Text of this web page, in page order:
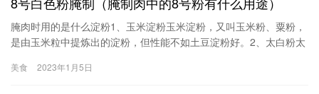
腌肉时用的是什么淀粉1、玉米淀粉玉米淀粉，又叫玉米粉、粟粉，
是由玉米粒中提炼出的淀粉，但性能不如土豆淀粉好。2、太白粉太
粉，台湾叫太白粉。由马铃薯磨碎后，经揉洗、沉淀制作而成。特
美食 2023年1月5日